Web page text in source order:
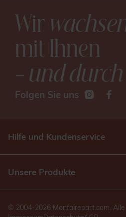
Wir
mit Ihnen
– und durch
Folgen Sie uns
Hilfe und Kundenservice
Unsere Produkte
© 2004-2026 Monfairepart.com.